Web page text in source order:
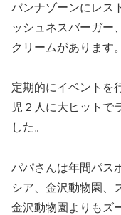
バンナゾーンにレス
ッシュネスバーガー
クリームがあります。
定期的にイベントを
児２人に大ヒットで
した。
パパさんは年間パス
シア、金沢動物園、
金沢動物園よりもズ